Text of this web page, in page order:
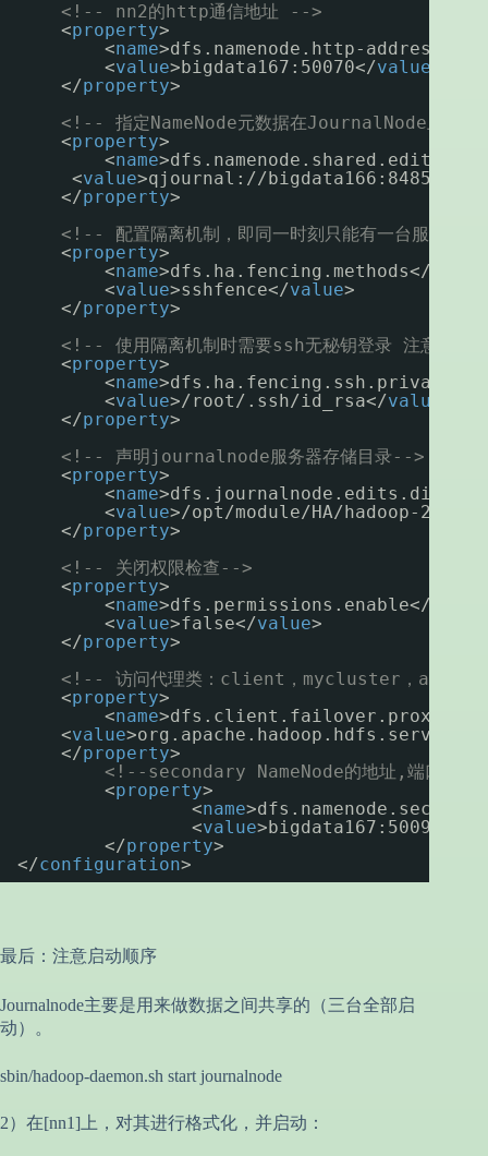
<!-- nn2的http通信地址 -->
<property>
<name>dfs.namenode.http-
<value>bigdata167:50070</value
</property>
<!-- 指定NameNode元数据在JournalNode上的
<property>
<name
<value>qjournal://
</property>
<!-- 配置隔离机制，即同一时刻只能有一台服务器
<property>
<name>dfs.ha.fencing.methods</
<value>sshfence</value>
</property>
<!-- 使用隔离机制时需要ssh无秘钥登录 注意用户
<property>
<name>dfs.ha.fencing.ssh.private-
<value>/root/.ssh/id_rsa</value
</property>
<!-- 声明journalnode服务器存储目录-->
<property>
<name>dfs.journalnode.edits.dir</
<value>/opt/module/HA/hadoop-
</property>
<!-- 关闭权限检查-->
<property>
<name>dfs.permissions.enable</
<value>false</value>
</property>
<!-- 访问代理类：client，mycluster，active配
<property>
<name
<value
</property>
<!--secondary NameNode的地址,端口号
<property>
<name
<value>bigdata167:50090</
</property>
</configuration>
最后：注意启动顺序
Journalnode主要是用来做数据之间共享的（三台全部启
动）。
sbin/hadoop-daemon.sh start journalnode
2）在[nn1]上，对其进行格式化，并启动：